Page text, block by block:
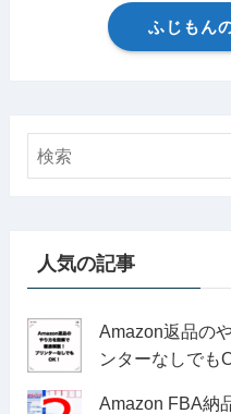
ふじもん
人気の記事
Amazon返品の
ンターなしでも
Amazon FBA納